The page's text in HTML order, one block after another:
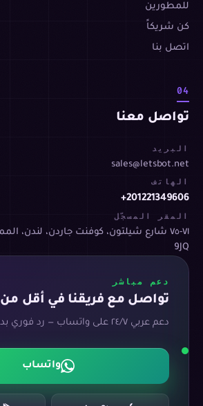
للمطورين
كن شريكاً
اتصل بنا
04
تواصل معنا
البريد
sales@letsbot.net
الهاتف
+201221349606
المقر المسجّل
9JQ
دعم مباشر
تواصل مع فريقنا في أقل من ٣٠ ثانية
دعم عربي ٢٤/٧ على واتساب — رد فوري بدون انتظار.
واتساب